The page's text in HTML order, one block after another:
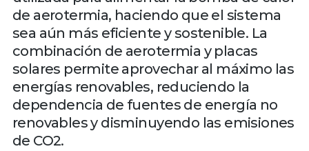
de aerotermia, haciendo que el sistema
sea aún más eficiente y sostenible. La
combinación de aerotermia y placas
solares permite aprovechar al máximo las
energías renovables, reduciendo la
dependencia de fuentes de energía no
renovables y disminuyendo las emisiones
de CO2.